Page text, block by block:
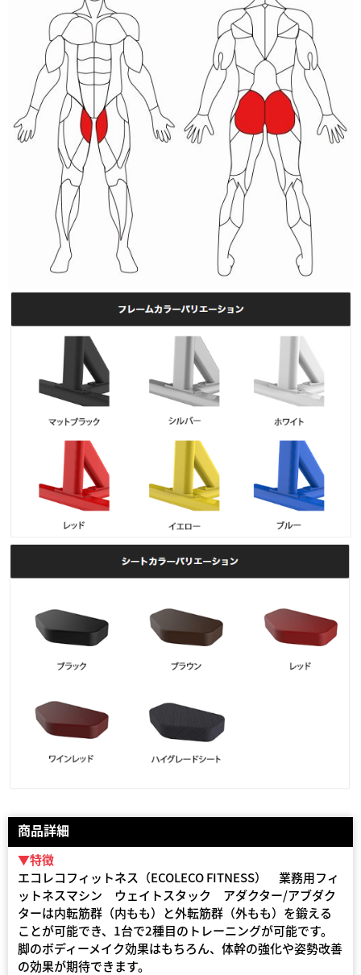
商品詳細
▼特徴
エコレコフィットネス（ECOLECO FITNESS） 業務用フィ
ットネスマシン ウェイトスタック アダクター/アブダク
ターは内転筋群（内もも）と外転筋群（外もも）を鍛える
ことが可能でき、1台で2種目のトレーニングが可能です。
脚のボディーメイク効果はもちろん、体幹の強化や姿勢改善
の効果が期待できます。